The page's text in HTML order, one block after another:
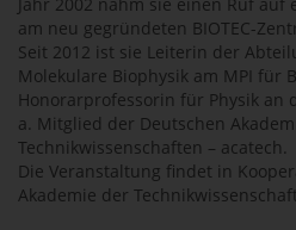
am neu gegründeten BIOTEC-
Seit 2012 ist sie Leiterin der
Molekulare Biophysik am MPI für
Honorarprofessorin für Physik an
a. Mitglied der Deutschen
Technikwissenschaften – acatech.
Die Veranstaltung findet in
Akademie der